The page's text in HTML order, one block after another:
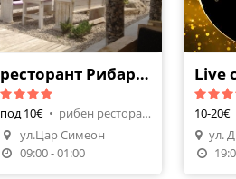
ресторант Рибарника
под 10€ •
рибен ресторант, риба и рибни
ул.Цар Симеон
09:00 - 01:00
10-20€